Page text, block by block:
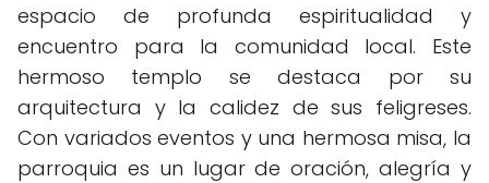
espacio de profunda espiritualidad y
encuentro para la comunidad local. Este
hermoso templo se destaca por su
arquitectura y la calidez de sus feligreses.
Con variados eventos y una hermosa misa, la
parroquia es un lugar de oración, alegría y